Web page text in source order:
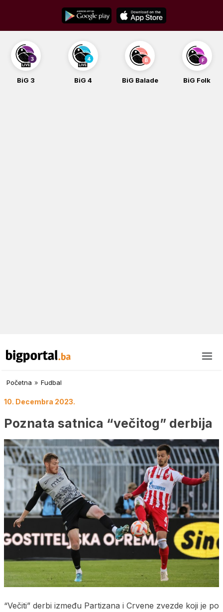
content
BiG 3 BiG 4 BiG Balade BiG Folk
Početna » Fudbal
10. Decembra 2023.
Poznata satnica “večitog” derbija
“Večiti” derbi između Partizana i Crvene zvezde koji je po